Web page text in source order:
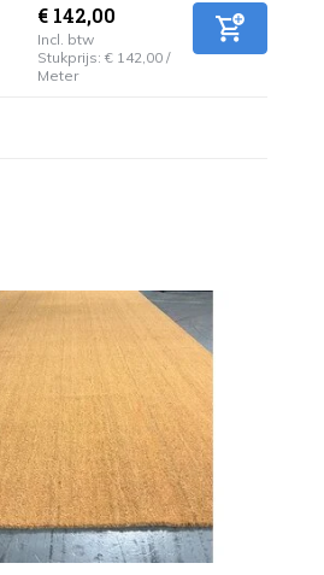
€ 142,00
Incl. btw
Stukprijs: € 142,00/
Meter